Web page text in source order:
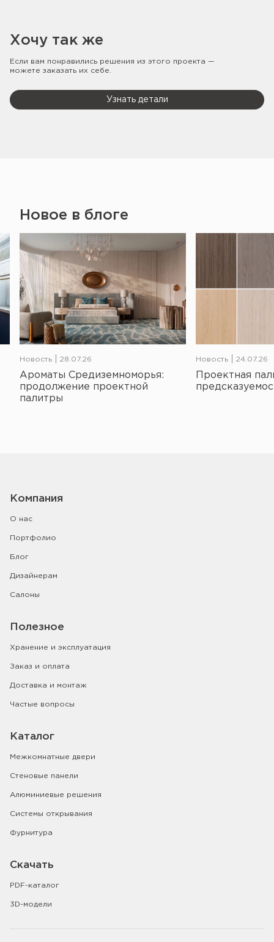
Хочу так же
Если вам понравились решения из этого проекта —
можете заказать их себе.
Узнать детали
Новое в блоге
Новость 28.07.26
Ароматы Средиземноморья:
продолжение проектной
палитры
Новость 24.07.26
Проектная
Компания
О нас
Портфолио
Блог
Дизайнерам
Салоны
Полезное
Хранение и эксплуатация
Заказ и оплата
Доставка и монтаж
Частые вопросы
Каталог
Межкомнатные двери
Стеновые панели
Алюминиевые решения
Системы открывания
Фурнитура
Скачать
PDF-каталог
3D-модели